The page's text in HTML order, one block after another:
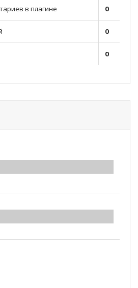
в плагине 0
0
0